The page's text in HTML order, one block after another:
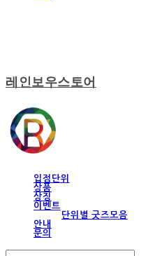
레인보우스토어
입점단위
상품
상징
이벤트
단위별 굿즈모음
안내
문의